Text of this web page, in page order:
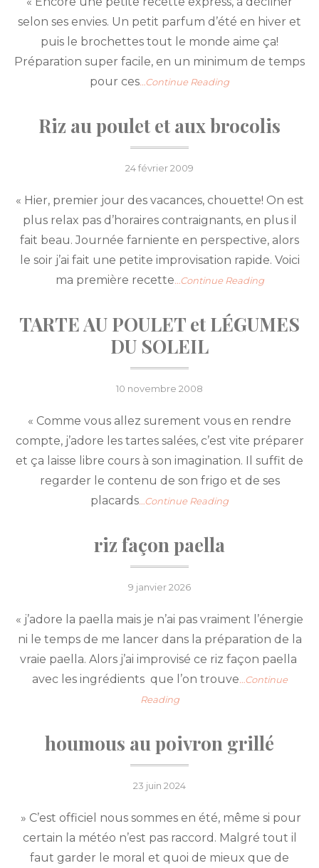
selon ses envies. Un petit parfum d’été en hiver et
puis le brochettes tout le monde aime ça!
Préparation super facile, en un minimum de temps
pour ces…Continue Reading
Riz au poulet et aux brocolis
Posted
24 février 2009
« Hier, premier jour des vacances, chouette! On est
plus relax pas d’horaires contraignants, en plus il
fait beau. Journée farniente en perspective, alors
le soir j’ai fait une petite improvisation rapide. Voici
ma première recette…Continue Reading
TARTE AU POULET et LÉGUMES
DU SOLEIL
Posted
10 novembre 2008
« Comme vous allez surement vous en rendre
compte, j’adore les tartes salées, c’est vite préparer
et ça laisse libre cours à son imagination. Il suffit de
regarder le contenu de son frigo et de ses
placards…Continue Reading
riz façon paella
Posted
9 janvier 2026
« j’adore la paella mais je n’ai pas vraiment l’énergie
ni le temps de me lancer dans la préparation de la
vraie paella. Alors j’ai improvisé ce riz façon paella
avec les ingrédients que l’on trouve…Continue
Reading
houmous au poivron grillé
Posted
23 juin 2024
» C’est officiel nous sommes en été, même si pour
certain la météo n’est pas raccord. Malgré tout il
faut garder le moral et quoi de mieux que de